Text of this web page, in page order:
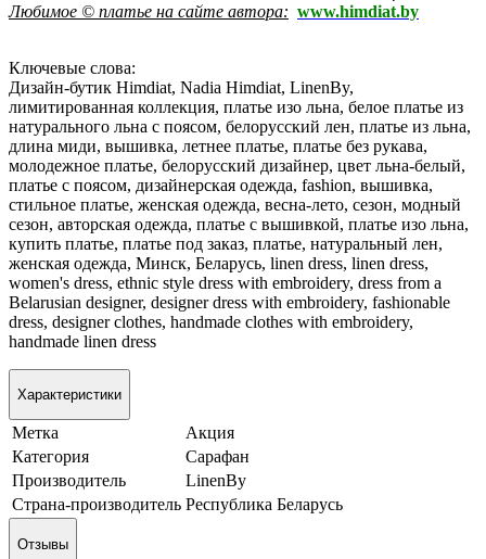
Любимое © платье на сайте автора: www.himdiat.by
Ключевые слова:
Дизайн-бутик Himdiat, Nadia Himdiat, LinenBy,
лимитированная коллекция, платье изо льна, белое платье из
натурального льна с поясом, белорусский лен, платье из льна,
длина миди, вышивка, летнее платье, платье без рукава,
молодежное платье, белорусский дизайнер, цвет льна-белый,
платье с поясом, дизайнерская одежда, fashion, вышивка,
стильное платье, женская одежда, весна-лето, сезон, модный
сезон, авторская одежда, платье с вышивкой, платье изо льна,
купить платье, платье под заказ, платье, натуральный лен,
женская одежда, Минск, Беларусь, linen dress, linen dress,
women's dress, ethnic style dress with embroidery, dress from a
Belarusian designer, designer dress with embroidery, fashionable
dress, designer clothes, handmade clothes with embroidery,
handmade linen dress
Характеристики
Метка
Акция
Категория
Сарафан
Производитель
LinenBy
Страна-производитель Республика Беларусь
Отзывы